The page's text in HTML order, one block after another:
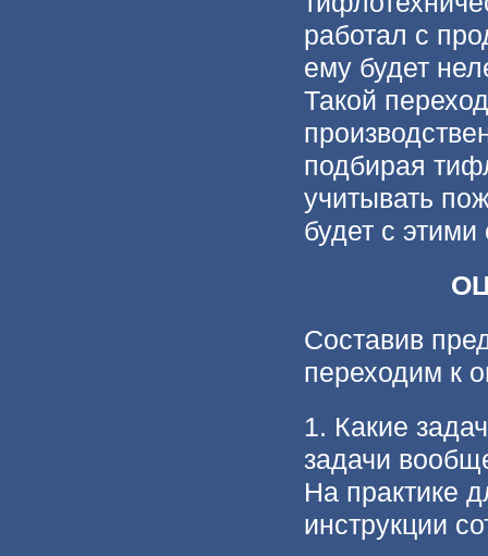
работал с
ему будет
Такой
подбирая
учитывать
будет с
Составив
переходим к
1. Какие
задачи
На практике
инструкции